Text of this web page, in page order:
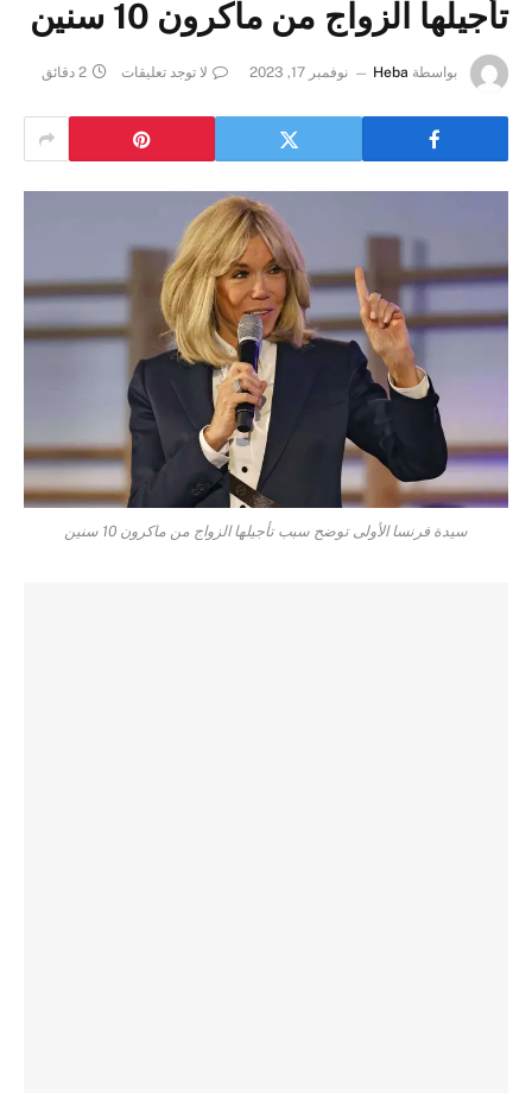
تأجيلها الزواج من ماكرون 10 سنين
بواسطة Heba نوفمبر 17, 2023 لا توجد تعليقات 2 دقائق
سيدة فرنسا الأولى توضح سبب تأجيلها الزواج من ماكرون 10 سنين